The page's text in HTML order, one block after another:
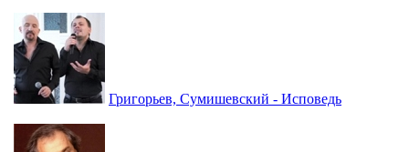
Григорьев, Сумишевский - Исповедь